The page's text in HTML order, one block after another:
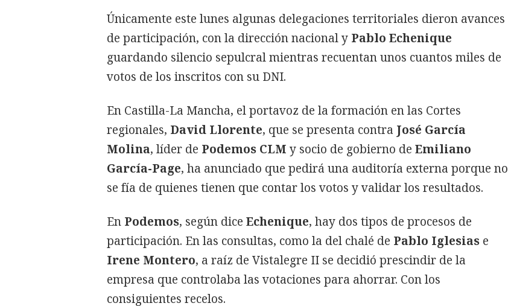
Únicamente este lunes algunas delegaciones territoriales dieron avances
de participación, con la dirección nacional y Pablo Echenique
guardando silencio sepulcral mientras recuentan unos cuantos miles de
votos de los inscritos con su DNI.
En Castilla-La Mancha, el portavoz de la formación en las Cortes
regionales, David Llorente, que se presenta contra José García
Molina, líder de Podemos CLM y socio de gobierno de Emiliano
García-Page, ha anunciado que pedirá una auditoría externa porque no
se fía de quienes tienen que contar los votos y validar los resultados.
En Podemos, según dice Echenique, hay dos tipos de procesos de
participación. En las consultas, como la del chalé de Pablo Iglesias e
Irene Montero, a raíz de Vistalegre II se decidió prescindir de la
empresa que controlaba las votaciones para ahorrar. Con los
consiguientes recelos.